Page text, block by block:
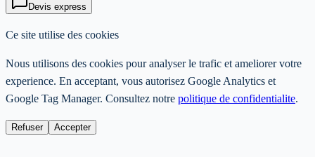
Devis express
Ce site utilise des cookies
Nous utilisons des cookies pour analyser le trafic et ameliorer votre
experience. En acceptant, vous autorisez Google Analytics et
Google Tag Manager. Consultez notre politique de confidentialite.
Refuser Accepter